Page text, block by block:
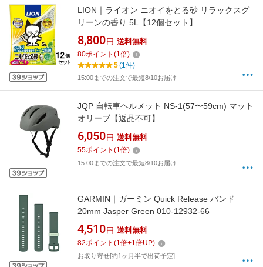
LION｜ライオン ニオイをとる砂 リラックスグ
リーンの香り 5L【12個セット】
8,800 円 送料無料
80ポイント (1倍)
5(1件)
15:00までの注文で最短8/10お届け
JQP 自転車ヘルメット NS-1(57〜59cm) マット
オリーブ【返品不可】
6,050 円 送料無料
55ポイント (1倍)
15:00までの注文で最短8/10お届け
GARMIN｜ガーミン Quick Release バンド
20mm Jasper Green 010-12932-66
4,510 円 送料無料
82ポイント (1倍+1倍UP)
お取り寄せ[約1ヶ月半で出荷予定]